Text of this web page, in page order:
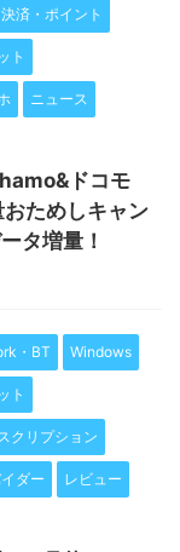
済・ポイント
ト
ニュース
ドコモ
ためしキャン
タ増量！
・BT Windows
ト
クリプション
ダー レビュー